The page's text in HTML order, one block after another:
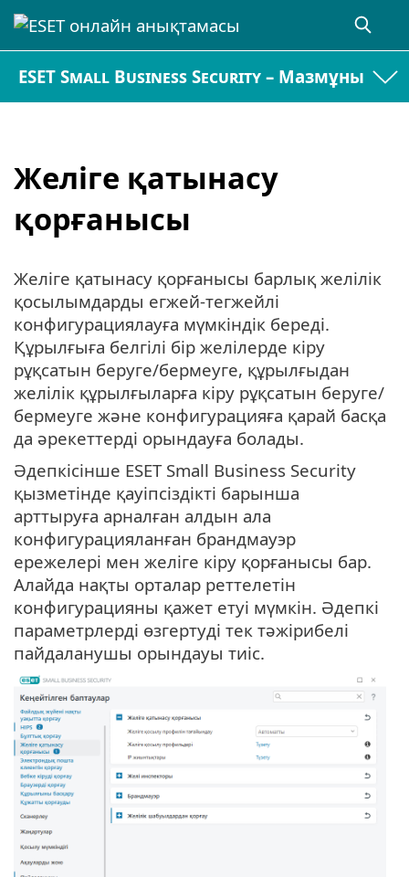
ESET Small Business Security – Мазмұны
Желіге қатынасу
қорғанысы
Желіге қатынасу қорғанысы барлық желілік
қосылымдарды егжей-тегжейлі
конфигурациялауға мүмкіндік береді.
Құрылғыға белгілі бір желілерде кіру
рұқсатын беруге/бермеуге, құрылғыдан
желілік құрылғыларға кіру рұқсатын беруге/
бермеуге және конфигурацияға қарай басқа
да әрекеттерді орындауға болады.
Әдепкісінше ESET Small Business Security
қызметінде қауіпсіздікті барынша
арттыруға арналған алдын ала
конфигурацияланған брандмауэр
ережелері мен желіге кіру қорғанысы бар.
Алайда нақты орталар реттелетін
конфигурацияны қажет етуі мүмкін. Әдепкі
параметрлерді өзгертуді тек тәжірибелі
пайдаланушы орындауы тиіс.